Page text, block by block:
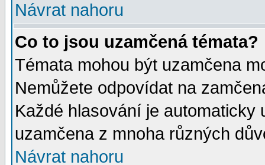
Návrat nahoru
Co to jsou uzamčená témata?
Témata mohou být uzamčena
Nemůžete odpovídat na
Každé hlasování je automaticky
uzamčena z mnoha různých
Návrat nahoru